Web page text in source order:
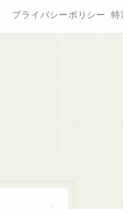
プライバシーポリシー